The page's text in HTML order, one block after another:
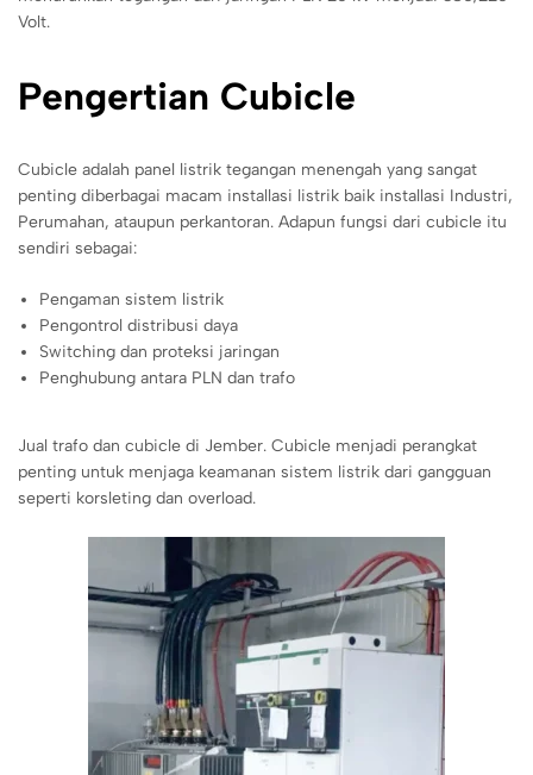
Volt.
Pengertian Cubicle
Cubicle adalah panel listrik tegangan menengah yang sangat
penting diberbagai macam installasi listrik baik installasi Industri,
Perumahan, ataupun perkantoran. Adapun fungsi dari cubicle itu
sendiri sebagai:
Pengaman sistem listrik
Pengontrol distribusi daya
Switching dan proteksi jaringan
Penghubung antara PLN dan trafo
Jual trafo dan cubicle di Jember. Cubicle menjadi perangkat
penting untuk menjaga keamanan sistem listrik dari gangguan
seperti korsleting dan overload.